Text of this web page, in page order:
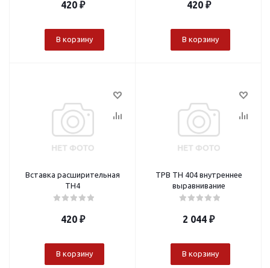
420₽
В корзину
420₽
В корзину
Вставка расширительная
TH4
420₽
В корзину
ТРВ TH 404 внутреннее
выравнивание
2 044 ₽
В корзину